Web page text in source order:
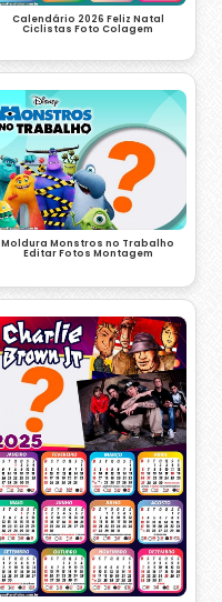
Calendário 2026 Feliz Natal
Ciclistas Foto Colagem
Moldura Monstros no Trabalho
Editar Fotos Montagem